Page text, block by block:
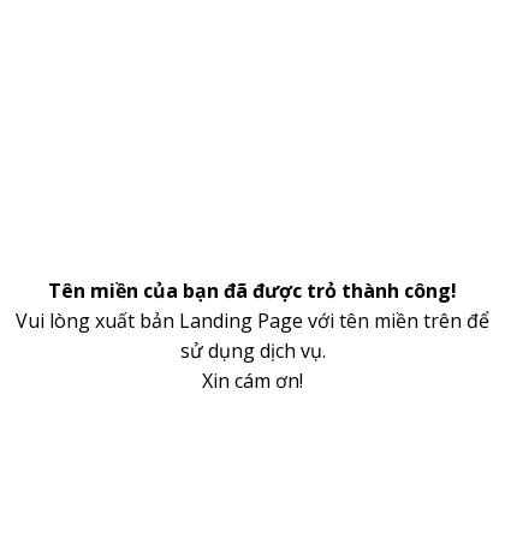
Tên miền của bạn đã được trỏ thành công!
Vui lòng xuất bản Landing Page với tên miền trên để
sử dụng dịch vụ.
Xin cám ơn!